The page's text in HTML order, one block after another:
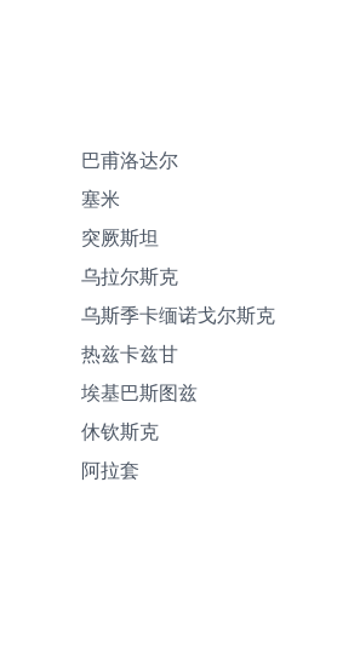
巴甫洛达尔
塞米
突厥斯坦
乌拉尔斯克
乌斯季卡缅诺戈尔斯克
热兹卡兹甘
埃基巴斯图兹
休钦斯克
阿拉套